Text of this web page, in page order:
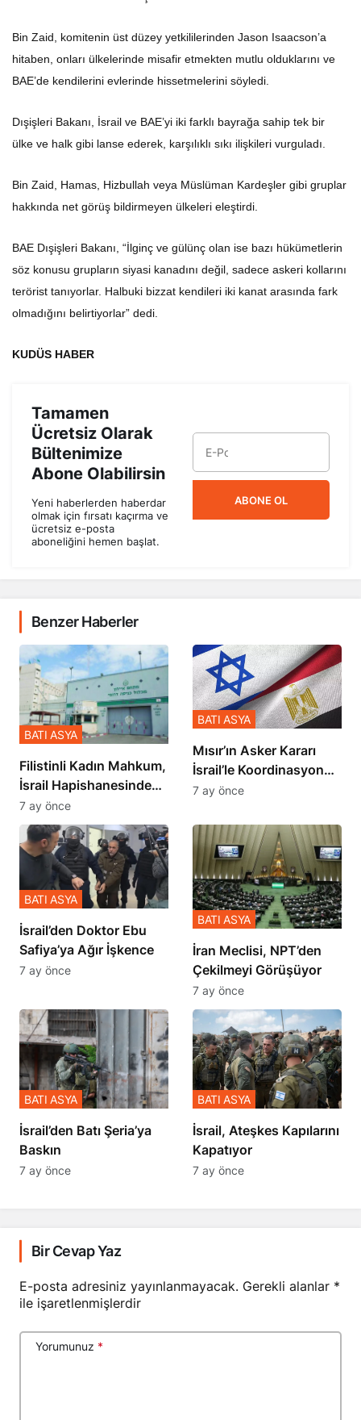
Bin Zaid, komitenin üst düzey yetkililerinden Jason Isaacson’a
hitaben, onları ülkelerinde misafir etmekten mutlu olduklarını ve
BAE’de kendilerini evlerinde hissetmelerini söyledi.
Dışişleri Bakanı, İsrail ve BAE’yi iki farklı bayrağa sahip tek bir
ülke ve halk gibi lanse ederek, karşılıklı sıkı ilişkileri vurguladı.
Bin Zaid, Hamas, Hizbullah veya Müslüman Kardeşler gibi gruplar
hakkında net görüş bildirmeyen ülkeleri eleştirdi.
BAE Dışişleri Bakanı, “İlginç ve gülünç olan ise bazı hükümetlerin
söz konusu grupların siyasi kanadını değil, sadece askeri kollarını
terörist tanıyorlar. Halbuki bizzat kendileri iki kanat arasında fark
olmadığını belirtiyorlar” dedi.
KUDÜS HABER
Tamamen
Ücretsiz Olarak
Bültenimize
Abone Olabilirsin
Yeni haberlerden haberdar
olmak için fırsatı kaçırma ve
ücretsiz e-posta
aboneliğini hemen başlat.
ABONE OL
Benzer Haberler
Filistinli Kadın Mahkum,
İsrail Hapishanesindeki
Zulmü Anlattı
BATI ASYA
7 ay önce
Mısır’ın Asker Kararı
İsrail’le Koordinasyon
İçinde Gerçekleşmiş
BATI ASYA
7 ay önce
İsrail’den Doktor Ebu
Safiya’ya Ağır İşkence
BATI ASYA
7 ay önce
İran Meclisi, NPT’den
Çekilmeyi Görüşüyor
BATI ASYA
7 ay önce
​​​​​​​İsrail’den Batı Şeria’ya
Baskın
BATI ASYA
7 ay önce
İsrail, Ateşkes Kapılarını
Kapatıyor
BATI ASYA
7 ay önce
Bir Cevap Yaz
E-posta adresiniz yayınlanmayacak. Gerekli alanlar *
ile işaretlenmişlerdir
Yorumunuz *